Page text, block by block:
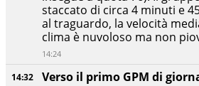
14:32
Verso il primo GPM di
staccato di circa 4 minuti e
al traguardo, la velocità
clima è nuvoloso ma non
14:24